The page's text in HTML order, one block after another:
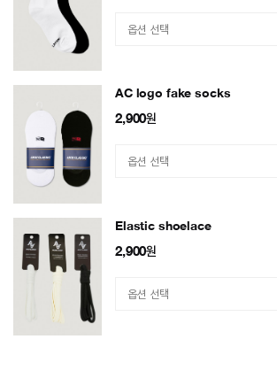
AC logo fake socks
2,900원
Elastic shoelace
2,900원